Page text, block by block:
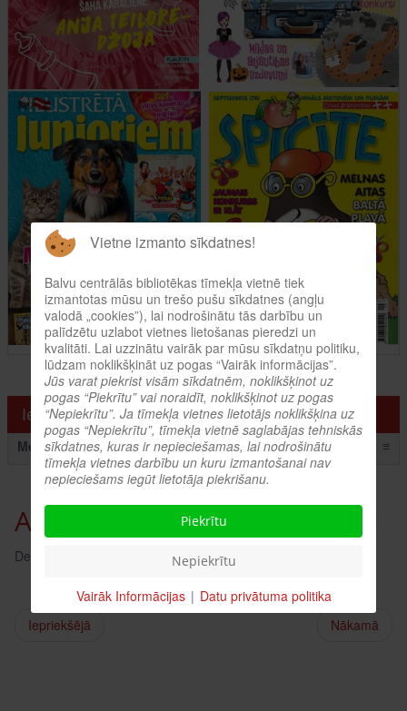
Ieskaties!
Menu ≡
Aktivitātes bērniem februārī
Detaļas:
Iepriekšējā Nākamā
Vietne izmanto sīkdatnes!
Balvu centrālās bibliotēkas tīmekļa vietnē tiek
izmantotas mūsu un trešo pušu sīkdatnes (angļu
valodā „cookies”), lai nodrošinātu tās darbību un
palīdzētu uzlabot vietnes lietošanas pieredzi un
kvalitāti. Lai uzzinātu vairāk par mūsu sīkdatņu politiku,
lūdzam noklikšķināt uz pogas “Vairāk informācijas”.
Jūs varat piekrist visām sīkdatnēm, noklikšķinot uz
pogas “Piekrītu” vai noraidīt, noklikšķinot uz pogas
“Nepiekrītu”. Ja tīmekļa vietnes lietotājs noklikšķina uz
pogas “Nepiekrītu”, tīmekļa vietnē saglabājas tehniskās
sīkdatnes, kuras ir nepieciešamas, lai nodrošinātu
tīmekļa vietnes darbību un kuru izmantošanai nav
nepieciešams iegūt lietotāja piekrišanu.
Piekrītu
Nepiekrītu
Vairāk Informācijas | Datu privātuma politika